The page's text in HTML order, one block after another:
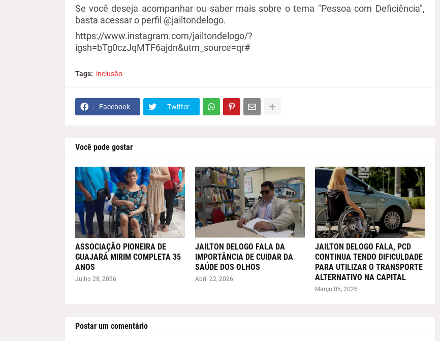
Se você deseja acompanhar ou saber mais sobre o tema "Pessoa com Deficiência",
basta acessar o perfil @jailtondelogo.
https://www.instagram.com/jailtondelogo/?
igsh=bTg0czJqMTF6ajdn&utm_source=qr#
Tags: inclusão
Facebook Twitter
Você pode gostar
ASSOCIAÇÃO PIONEIRA DE
GUAJARÁ MIRIM COMPLETA 35
ANOS
Julho 28, 2026
JAILTON DELOGO FALA DA
IMPORTÂNCIA DE CUIDAR DA
SAÚDE DOS OLHOS
Abril 22, 2026
JAILTON DELOGO FALA, PCD
CONTINUA TENDO DIFICULDADE
PARA UTILIZAR O TRANSPORTE
ALTERNATIVO NA CAPITAL
Março 05, 2026
Postar um comentário